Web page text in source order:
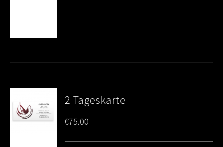
2 Tageskarte
€75.00